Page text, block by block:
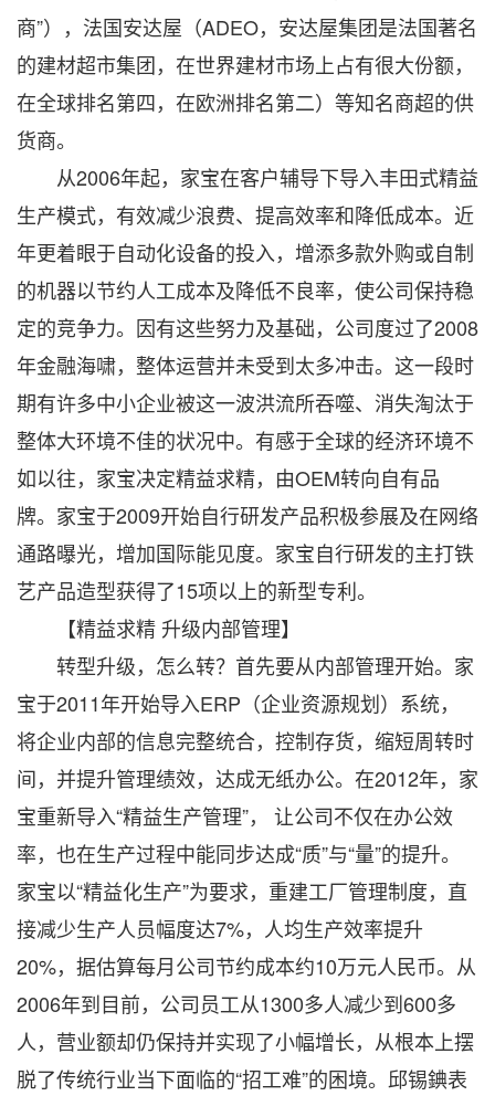
商”），法国安达屋（ADEO，安达屋集团是法国著名
的建材超市集团，在世界建材市场上占有很大份额，
在全球排名第四，在欧洲排名第二）等知名商超的供
货商。
从2006年起，家宝在客户辅导下导入丰田式精益
生产模式，有效减少浪费、提高效率和降低成本。近
年更着眼于自动化设备的投入，增添多款外购或自制
的机器以节约人工成本及降低不良率，使公司保持稳
定的竞争力。因有这些努力及基础，公司度过了2008
年金融海啸，整体运营并未受到太多冲击。这一段时
期有许多中小企业被这一波洪流所吞噬、消失淘汰于
整体大环境不佳的状况中。有感于全球的经济环境不
如以往，家宝决定精益求精，由OEM转向自有品
牌。家宝于2009开始自行研发产品积极参展及在网络
通路曝光，增加国际能见度。家宝自行研发的主打铁
艺产品造型获得了15项以上的新型专利。
【精益求精 升级内部管理】
转型升级，怎么转？首先要从内部管理开始。家
宝于2011年开始导入ERP（企业资源规划）系统，
将企业内部的信息完整统合，控制存货，缩短周转时
间，并提升管理绩效，达成无纸办公。在2012年，家
宝重新导入“精益生产管理”， 让公司不仅在办公效
率，也在生产过程中能同步达成“质”与“量”的提升。
家宝以“精益化生产”为要求，重建工厂管理制度，直
接减少生产人员幅度达7%，人均生产效率提升
20%，据估算每月公司节约成本约10万元人民币。从
2006年到目前，公司员工从1300多人减少到600多
人，营业额却仍保持并实现了小幅增长，从根本上摆
脱了传统行业当下面临的“招工难”的困境。邱锡錪表